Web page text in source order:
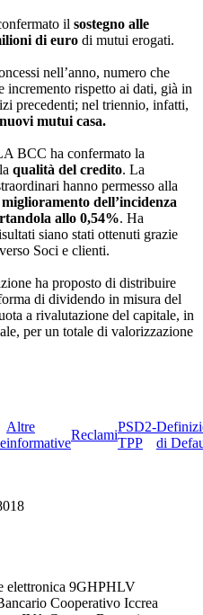
il sostegno alle
di euro di mutui erogati.
nell’anno, numero che
incremento rispetto ai dati, già in
precedenti; nel triennio, infatti,
mutui casa.
BCC ha confermato la
qualità del credito. La
hanno permesso alla
miglioramento dell’incidenza
allo 0,54%. Ha
siano stati ottenuti grazie
Soci e clienti.
ha proposto di distribuire
di dividendo in misura del
a rivalutazione del capitale, in
per un totale di valorizzazione
Altre
informative
Reclami
PSD2-
TPP
di
elettronica 9GHPHLV
Cooperativo Iccrea